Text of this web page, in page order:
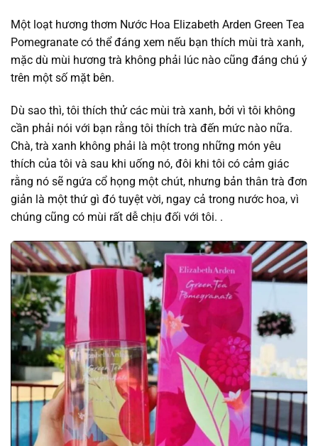
Một loạt hương thơm Nước Hoa Elizabeth Arden Green Tea
Pomegranate có thể đáng xem nếu bạn thích mùi trà xanh,
mặc dù mùi hương trà không phải lúc nào cũng đáng chú ý
trên một số mặt bên.
Dù sao thì, tôi thích thử các mùi trà xanh, bởi vì tôi không
cần phải nói với bạn rằng tôi thích trà đến mức nào nữa.
Chà, trà xanh không phải là một trong những món yêu
thích của tôi và sau khi uống nó, đôi khi tôi có cảm giác
rằng nó sẽ ngứa cổ họng một chút, nhưng bản thân trà đơn
giản là một thứ gì đó tuyệt vời, ngay cả trong nước hoa, vì
chúng cũng có mùi rất dễ chịu đối với tôi. .